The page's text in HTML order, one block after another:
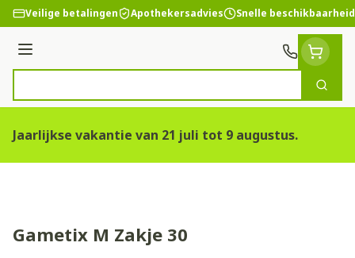
Ga naar de inhoud
Veilige betalingen Apothekersadvies Snelle beschikbaarheid
Menu
Zoek
Jaarlijkse vakantie van 21 juli tot 9 augustus.
Gametix M Zakje 30